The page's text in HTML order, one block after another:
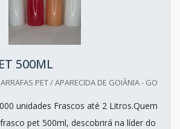
500ML
PET / APARECIDA DE GOIÂNIA - GO
unidades Frascos até 2 Litros.Quem
pet 500ml, descobrirá na líder do